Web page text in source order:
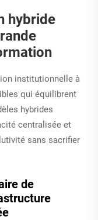
hybride
institutionnelle à
qui équilibrent
hybrides
centralisée et
sans sacrifier
de